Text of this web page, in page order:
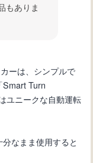
もありま
ーは、シンプルで
Smart Turn
ユニークな自動運転
なまま使用すると